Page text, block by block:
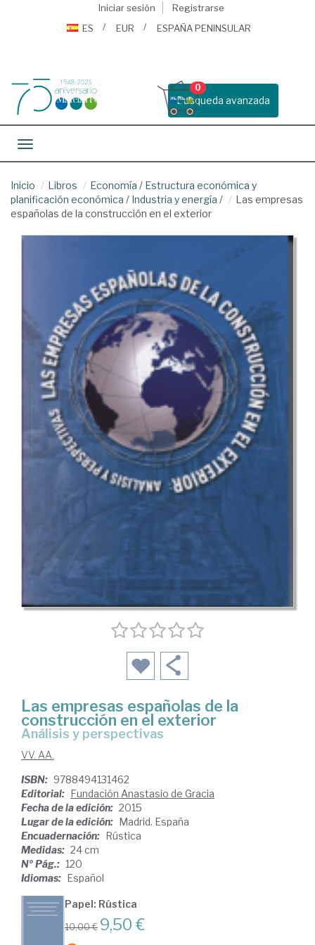
Iniciar sesión
Registrarse
ES
EUR ESPAÑA PENINSULAR
Busqueda avanzada
0
Toggle navigation
Inicio Libros Economía / Estructura económica y
planificación económica / Industria y energía /
Las empresas
españolas de la construcción en el exterior
Las empresas españolas de la
construcción en el exterior
análisis y perspectivas
VV. AA.
ISBN: 9788494131462
Editorial: Fundación Anastasio de Gracia
Fecha de la edición: 2015
Lugar de la edición: Madrid. España
Encuadernación: Rústica
Medidas: 24 cm
Nº Pág.: 120
Idiomas: Español
Papel: Rústica
10,00 € 9,50 €